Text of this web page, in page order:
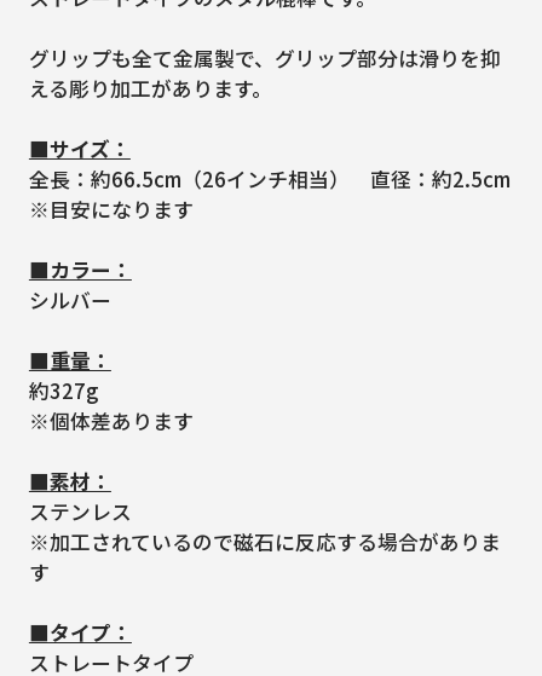
グリップも全て金属製で、グリップ部分は滑りを抑
える彫り加工があります。
■サイズ：
全長：約66.5cm（26インチ相当） 直径：約2.5cm
※目安になります
■カラー：
シルバー
■重量：
約327g
※個体差あります
■素材：
ステンレス
※加工されているので磁石に反応する場合がありま
す
■タイプ：
ストレートタイプ